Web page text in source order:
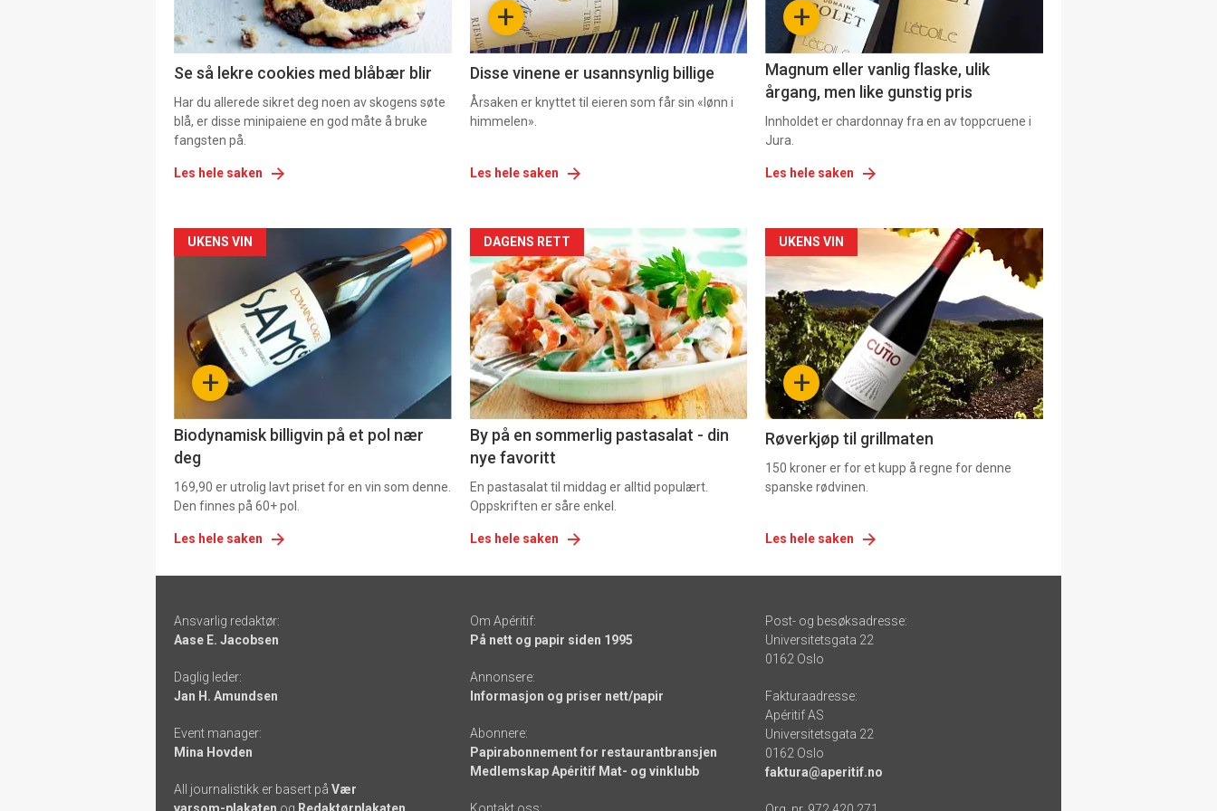
Se så lekre cookies med blåbær blir
Har du allerede sikret deg noen av skogens søte
blå, er disse minipaiene en god måte å bruke
fangsten på.
Les hele saken
2 +
Disse vinene er usannsynlig billige
Årsaken er knyttet til eieren som får sin «lønn i
himmelen».
Les hele saken
+
Magnum eller vanlig flaske, ulik
årgang, men like gunstig pris
Innholdet er chardonnay fra en av toppcruene i
Jura.
Les hele saken
Forsiden
akkurat
nå
-
+
UKENS VIN
Biodynamisk billigvin på et pol nær
deg
169,90 er utrolig lavt priset for en vin som denne.
Den finnes på 60+ pol.
Les hele saken
Forsiden
akkurat
nå
-
5
DAGENS RETT
By på en sommerlig pastasalat - din
nye favoritt
En pastasalat til middag er alltid populært.
Oppskriften er såre enkel.
Les hele saken
Forsiden
akkurat
nå
-
6 +
UKENS VIN
Røverkjøp til grillmaten
150 kroner er for et kupp å regne for denne
spanske rødvinen.
Les hele saken
-
links
Ansvarlig redaktør:
Aase E. Jacobsen
Daglig leder:
Jan H. Amundsen
Event manager:
Mina Hovden
All journalistikk er basert på Vær
Om Apéritif:
På nett og papir siden 1995
Annonsere:
Informasjon og priser nett/papir
Abonnere:
Papirabonnement for restaurantbransjen
Medlemskap Apéritif Mat- og vinklubb
Post- og besøksadresse:
Universitetsgata 22
0162 Oslo
Fakturaadresse:
Apéritif AS
Universitetsgata 22
0162 Oslo
faktura@aperitif.no